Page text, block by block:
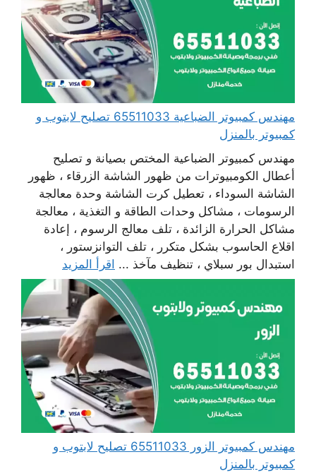
مهندس كمبيوتر الضباعية 65511033 تصليح لابتوب و
كمبيوتر بالمنزل
مهندس كمبيوتر الضباعية المختص بصيانة و تصليح
أعطال الكومبيوترات من ظهور الشاشة الزرقاء ، ظهور
الشاشة السوداء ، تعطيل كرت الشاشة وحدة معالجة
الرسومات ، مشاكل وحدات الطاقة و التغذية ، معالجة
مشاكل الحرارة الزائدة ، تلف معالج الرسوم ، إعادة
اقلاع الحاسوب بشكل متكرر ، تلف التوانزستور ،
استبدال بور سبلاي ، تنظيف مآخذ ... اقرأ المزيد
مهندس كمبيوتر الزور 65511033 تصليح لابتوب و
كمبيوتر بالمنزل